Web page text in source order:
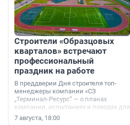
Строители «Образцовых
кварталов» встречают
профессиональный
праздник на работе
В преддверии Дня строителя топ-
менеджеры компании «СЗ
„Терминал-Ресурс“ — о планах
компании, испытаниях и поводах для
осторожного оптимизма.
7 августа, 18:00